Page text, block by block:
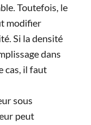
Toutefois, le
modifier
Si la densité
dans
cas, il faut
sous
peut